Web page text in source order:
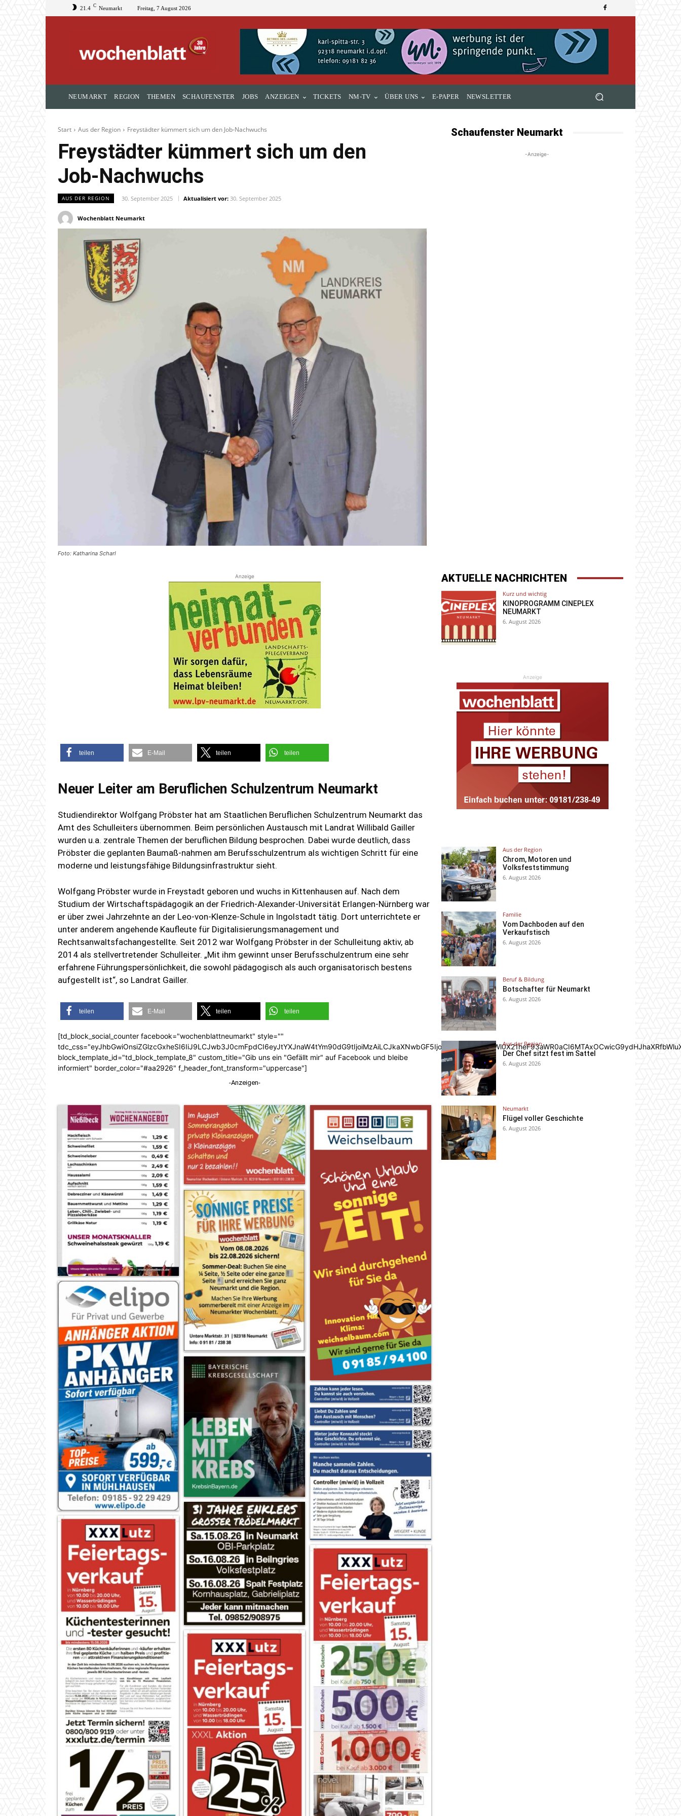
21.4 C Neumarkt Freitag, 7 August 2026
NEUMARKT REGION THEMEN SCHAUFENSTER JOBS ANZEIGEN TICKETS NM-TV ÜBER UNS E-PAPER NEWSLETTER
Start Aus der Region Freystädter kümmert sich um den Job-Nachwuchs
Freystädter kümmert sich um den
Job-Nachwuchs
AUS DER REGION 30. September 2025 Aktualisiert vor: 30. September 2025
Wochenblatt Neumarkt
Foto: Katharina Scharl
Schaufenster Neumarkt
-Anzeige-
Anzeige
teilen E-Mail teilen teilen
Neuer Leiter am Beruflichen Schulzentrum Neumarkt
Studiendirektor Wolfgang Pröbster hat am Staatlichen Beruflichen Schulzentrum Neumarkt das
Amt des Schulleiters übernommen. Beim persönlichen Austausch mit Landrat Willibald Gailler
wurden u.a. zentrale Themen der beruflichen Bildung besprochen. Dabei wurde deutlich, dass
Pröbster die geplanten Baumaß-nahmen am Berufsschulzentrum als wichtigen Schritt für eine
moderne und leistungsfähige Bildungsinfrastruktur sieht.
Wolfgang Pröbster wurde in Freystadt geboren und wuchs in Kittenhausen auf. Nach dem
Studium der Wirtschaftspädagogik an der Friedrich-Alexander-Universität Erlangen-Nürnberg war
er über zwei Jahrzehnte an der Leo-von-Klenze-Schule in Ingolstadt tätig. Dort unterrichtete er
unter anderem angehende Kaufleute für Digitalisierungsmanagement und
Rechtsanwaltsfachangestellte. Seit 2012 war Wolfgang Pröbster in der Schulleitung aktiv, ab
2014 als stellvertretender Schulleiter. „Mit ihm gewinnt unser Berufsschulzentrum eine sehr
erfahrene Führungspersönlichkeit, die sowohl pädagogisch als auch organisatorisch bestens
aufgestellt ist“, so Landrat Gailler.
teilen E-Mail teilen teilen
[td_block_social_counter facebook="wochenblattneumarkt" style=""
block_template_id="td_block_template_8" custom_title="Gib uns ein "Gefällt mir" auf Facebook und bleibe
informiert" border_color="#aa2926" f_header_font_transform="uppercase"]
-Anzeigen-
AKTUELLE NACHRICHTEN
Kurz und wichtig
KINOPROGRAMM CINEPLEX
NEUMARKT
6. August 2026
Anzeige
Aus der Region
Chrom, Motoren und
Volksfeststimmung
6. August 2026
Familie
Vom Dachboden auf den
Verkaufstisch
6. August 2026
Beruf & Bildung
Botschafter für Neumarkt
6. August 2026
Aus der Region
Der Chef sitzt fest im Sattel
6. August 2026
Neumarkt
Flügel voller Geschichte
6. August 2026